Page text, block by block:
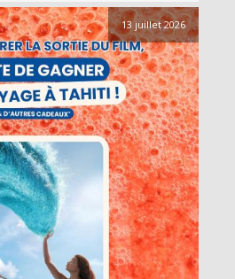
13 juillet 2026